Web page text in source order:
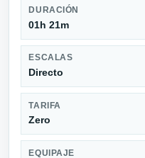
DURACIÓN
01h 21m
ESCALAS
Directo
TARIFA
Zero
EQUIPAJE